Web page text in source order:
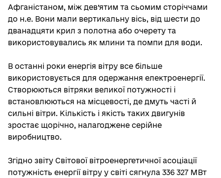
Афганістаном, між дев’ятим та сьомим сторіччами
до н.е. Вони мали вертикальну вісь, від шести до
дванадцяти крил з полотна або очерету та
використовувались як млини та помпи для води.
В останні роки енергія вітру все більше
використовується для одержання електроенергії.
Створюються вітряки великої потужності і
встановлюються на місцевості, де дмуть часті й
сильні вітри. Кількість і якість таких двигунів
зростає щорічно, налагоджене серійне
виробництво.
Згідно звіту Світової вітроенергетичної асоціації
потужність енергії вітру у світі сягнула 336 327 MВт